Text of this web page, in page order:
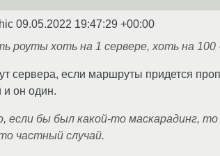
09.05.2022 19:47:29 +00:00
роуты хоть на 1 сервере, хоть на 100
сервера, если маршруты придется
он один.
если бы был какой-то маскарадинг,
частный случай.